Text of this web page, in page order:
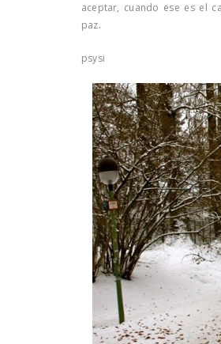
aceptar, cuando ese es el
paz.
psysi